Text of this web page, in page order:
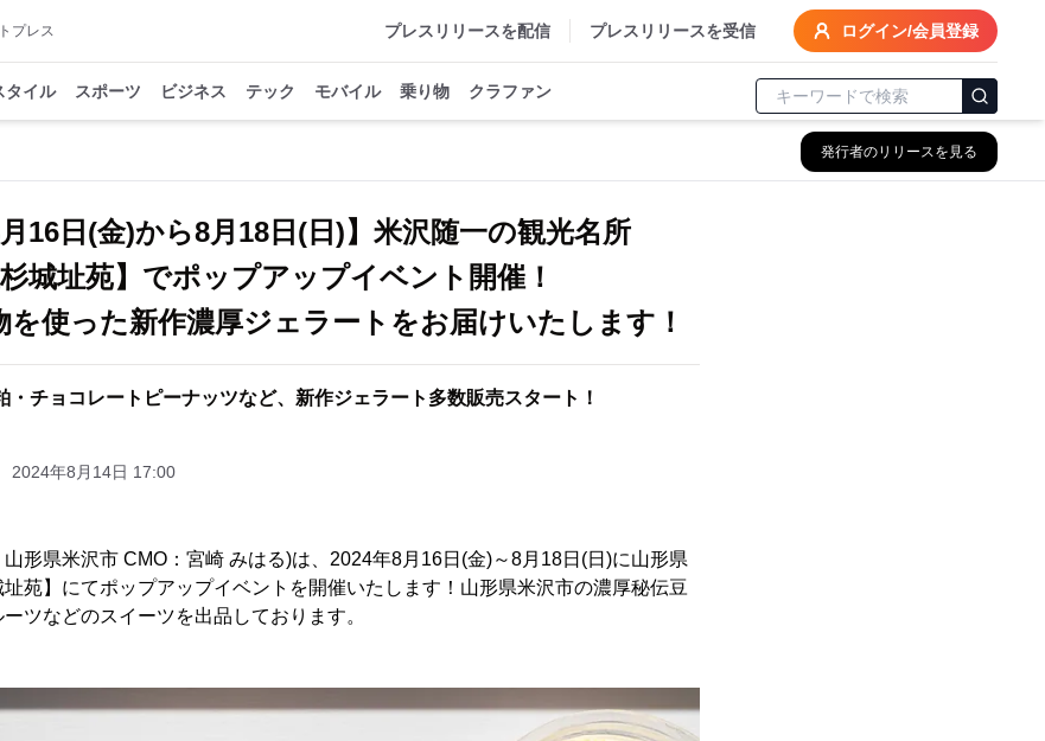
プレス プレスリリースを配信 プレスリリースを受信 ログイン/会員登録
タイル スポーツ ビジネス テック モバイル 乗り物 クラファン
発行者のリリースを見る
月16日(金)から8月18日(日)】米沢随一の観光名所
杉城址苑】でポップアップイベント開催！
を使った新作濃厚ジェラートをお届けいたします！
・チョコレートピーナッツなど、新作ジェラート多数販売スタート！
2024年8月14日 17:00
形県米沢市 CMO：宮崎 みはる)は、2024年8月16日(金)～8月18日(日)に山形県
苑】にてポップアップイベントを開催いたします！山形県米沢市の濃厚秘伝豆
ツなどのスイーツを出品しております。